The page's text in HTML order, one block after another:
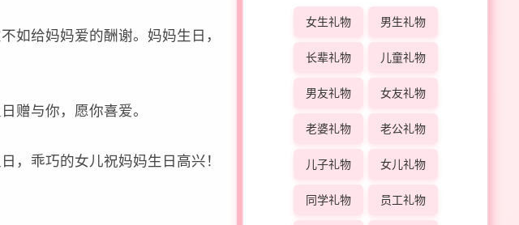
给妈妈爱的酬谢。妈妈生日，
与你，愿你喜爱。
乖巧的女儿祝妈妈生日高兴！
女生礼物 男生礼物
长辈礼物 儿童礼物
男友礼物 女友礼物
老婆礼物 老公礼物
儿子礼物 女儿礼物
同学礼物 员工礼物